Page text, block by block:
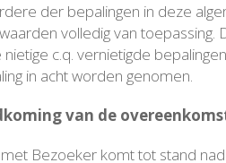
der bepalingen in deze
volledig van
nietige c.q. vernietigde
in acht worden genomen.
van de
Bezoeker komt tot stand